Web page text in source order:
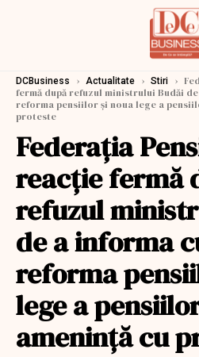
DCBusiness › Actualitate › Stiri ›
fermă după refuzul ministrului Budăi
reforma pensiilor şi noua lege a
proteste
Federaţia
reacţie fermă
refuzul
de a informa
reforma
lege a
ameninţă cu